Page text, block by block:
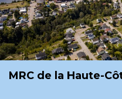
MRC de la Haute-